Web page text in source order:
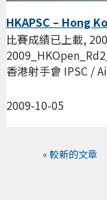
HKAPSC – Hong
2009-10-05
比賽成績已上載,
香港射手會 IPSC /
« 較新的文章